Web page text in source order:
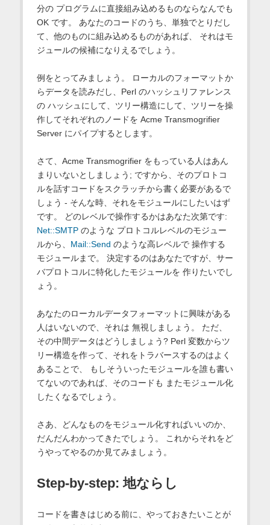
分の プログラムに直接組み込めるものならなんでも
OK です。 あなたのコードのうち、単独でとりだし
て、他のものに組み込めるものがあれば、 それはモ
ジュールの候補になりえるでしょう。
例をとってみましょう。 ローカルのフォーマットか
らデータを読みだし、Perl のハッシュリファレンス
の ハッシュにして、ツリー構造にして、ツリーを操
作してそれぞれのノードを Acme Transmogrifier
Server にパイプするとします。
さて、Acme Transmogrifier をもっている人はあん
まりいないとしましょう; ですから、そのプロトコ
ルを話すコードをスクラッチから書く必要があるで
しょう - そんな時、それをモジュールにしたいはず
です。 どのレベルで操作するかはあなた次第です:
Net::SMTPのような プロトコルレベルのモジュー
ルから、 Mail::Send のような高レベルで 操作する
モジュールまで。 決定するのはあなたですが、サー
バプロトコルに特化したモジュールを 作りたいでし
ょう。
あなたのローカルデータフォーマットに興味がある
人はいないので、それは 無視しましょう。 ただ、
その中間データはどうしましょう? Perl 変数からツ
リー構造を作って、それをトラバースするのはよく
あることで、 もしそういったモジュールを誰も書い
てないのであれば、そのコードも またモジュール化
したくなるでしょう。
さあ、どんなものをモジュール化すればいいのか、
だんだんわかってきたでしょう。 これからそれをど
うやってやるのか見てみましょう。
Step-by-step: 地ならし
コードを書きはじめる前に、やっておきたいことが